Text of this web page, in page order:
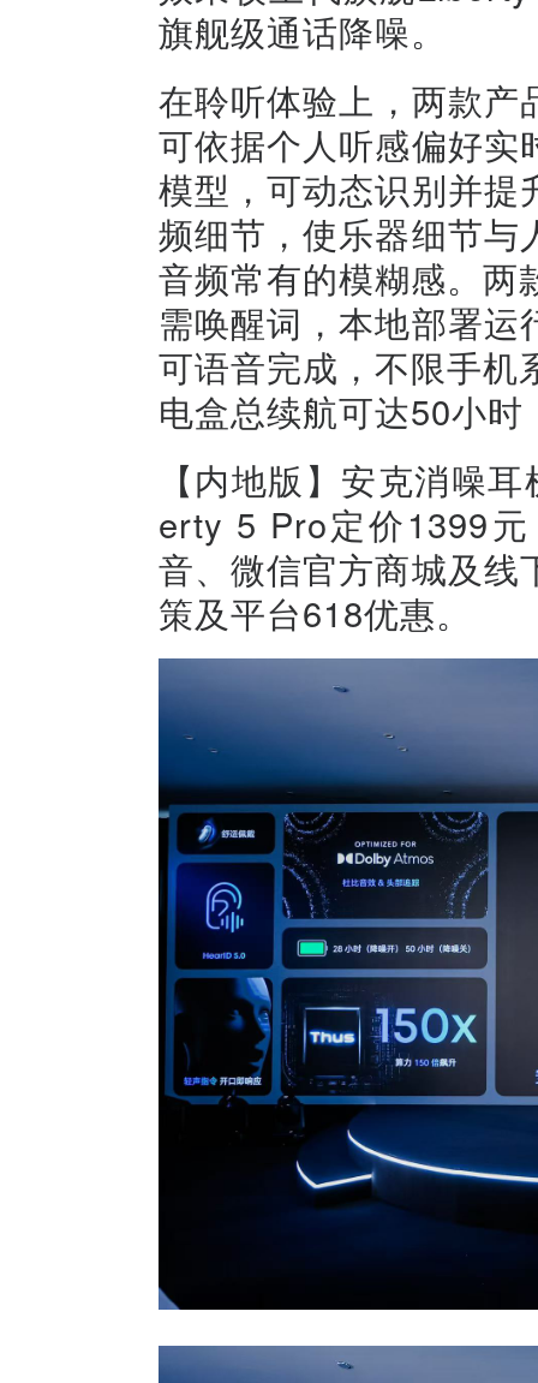
旗舰级通话降噪。
在聆听体验上，两款
可依据个人听感偏好
模型，可动态识别并
频细节，使乐器细节
音频常有的模糊感。两
需唤醒词，本地部署
可语音完成，不限手机
电盒总续航可达50小
【内地版】安克消噪
erty 5 Pro定价1399
音、微信官方商城及
策及平台618优惠。